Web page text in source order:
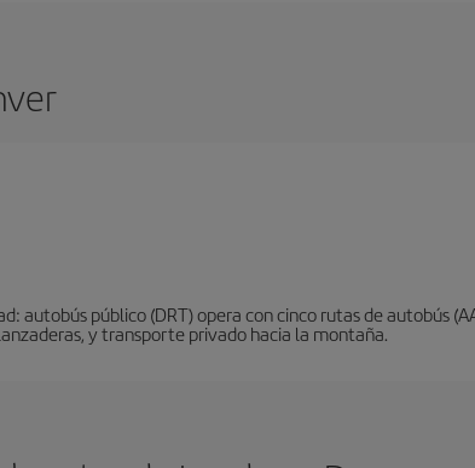
público (DRT) opera con cinco rutas de autobús
y transporte privado hacia la montaña.